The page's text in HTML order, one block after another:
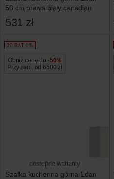
50 cm prawa biały canadian
531 zł
20 RAT 0%
Obniż cenę do -50%
Przy zam. od 6500 zł
dostępne warianty
Szafka kuchenna górna Edan